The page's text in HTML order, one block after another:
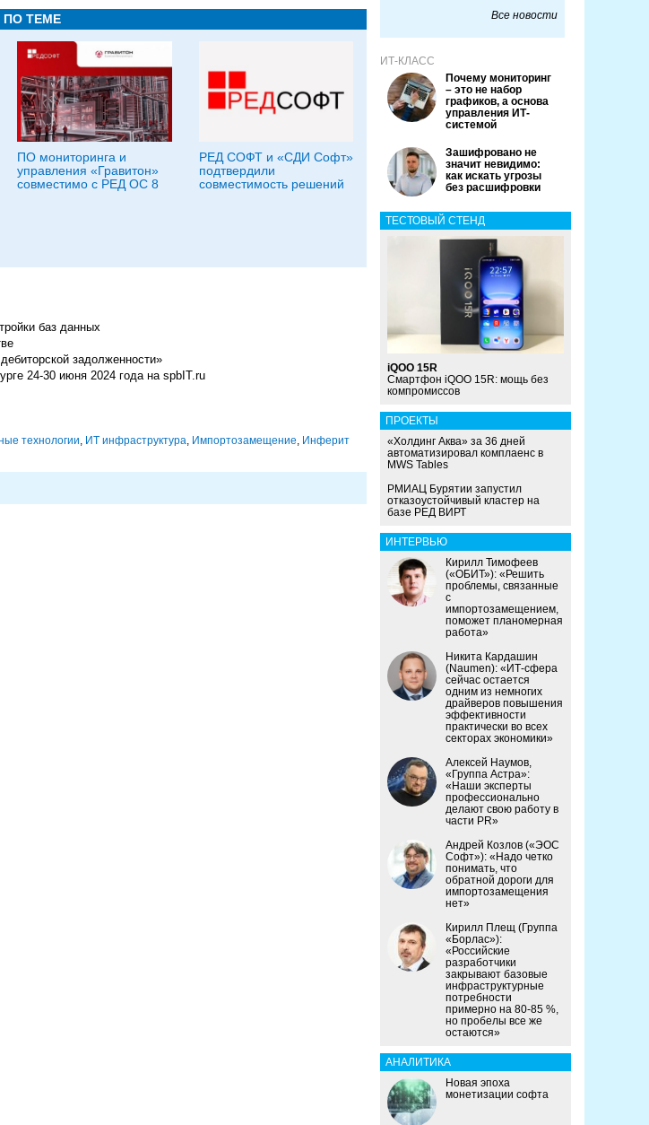
ПО ТЕМЕ
ПО мониторинга и
управления «Гравитон»
совместимо с РЕД ОС 8
РЕД СОФТ и «СДИ Софт»
подтвердили
совместимость решений
баз данных
задолженности»
24-30 июня 2024 года на spbIT.ru
технологии, ИТ инфраструктура, Импорто­замещение, Инферит
Все новости
ИТ-КЛАСС
Почему мониторинг
– это не набор
графиков, а основа
управления ИТ-
системой
Зашифровано не
значит невидимо:
как искать угрозы
без расшифровки
ТЕСТОВЫЙ СТЕНД
iQOO 15R
Смартфон iQOO 15R: мощь без
компромиссов
ПРОЕКТЫ
«Холдинг Аква» за 36 дней
автоматизировал комплаенс в
MWS Tables
РМИАЦ Бурятии запустил
отказоустойчивый кластер на
базе РЕД ВИРТ
ИНТЕРВЬЮ
Кирилл Тимофеев
(«ОБИТ»): «Решить
проблемы, связанные
с
импортозамещением,
поможет планомерная
работа»
Никита Кардашин
(Naumen): «ИТ-сфера
сейчас остается
одним из немногих
драйверов повышения
эффективности
практически во всех
секторах экономики»
Алексей Наумов,
«Группа Астра»:
«Наши эксперты
профессионально
делают свою работу в
части PR»
Андрей Козлов («ЭОС
Софт»): «Надо четко
понимать, что
обратной дороги для
импортозамещения
нет»
Кирилл Плещ (Группа
«Борлас»):
«Российские
разработчики
закрывают базовые
инфраструктурные
потребности
примерно на 80-85 %,
но пробелы все же
остаются»
АНАЛИТИКА
Новая эпоха
монетизации софта